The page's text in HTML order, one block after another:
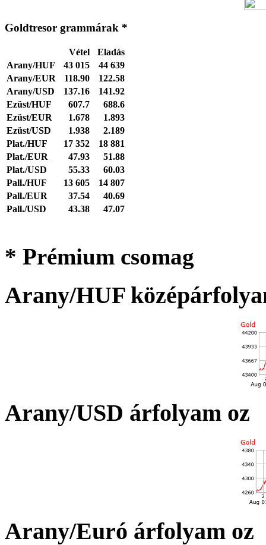
Goldtresor grammárak *
Vétel
Eladás
Arany/HUF
43 015
44 639
Arany/EUR
118.90
122.58
Arany/USD
137.16
141.92
Ezüst/HUF
607.7
688.6
Ezüst/EUR
1.678
1.893
Ezüst/USD
1.938
2.189
Plat./HUF
17 352
18 881
Plat./EUR
47.93
51.88
Plat./USD
55.33
60.03
Pall./HUF
13 605
14 807
Pall./EUR
37.54
40.69
Pall./USD
43.38 47.07
* Prémium csomag
Arany/HUF
Arany/USD árfolyam oz
Arany/Euró árfolyam oz